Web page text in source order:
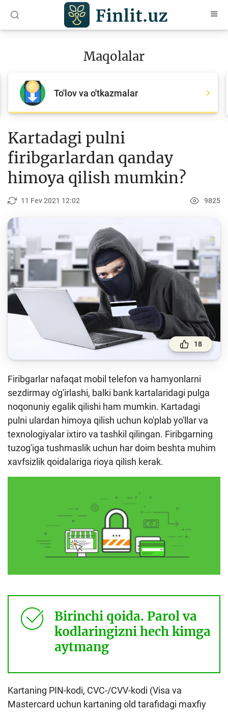
Barcha maqolalar
Bank agentlari uchun
Islom moliyasi
Depozit (omonatlar)
To'lov va o'tkazmalar
Moliya bozori
Pul-kredit siyosati va uning elementlari
Moliyaviy xavfsizlik
Bank xizmatlari iste'molchilari huquqlari
Kichik va oʻrta biznes vakillari uchun onlayn
oʻquv dastur
Mehnat migrantlari uchun
O‘quv qo‘llanmalar
Loyihalar
Interaktiv xizmatlar
Fotogalereya
Loyiha haqida
Kengaytirilgan qidiruv
Sayt xaritasi
Maqolalar
To'lov va o'tkazmalar
Kartadagi pulni
firibgarlardan qanday
himoya qilish mumkin?
11 Fev 2021 12:02 9825
18
Firibgarlar nafaqat mobil telefon va hamyonlarni
sezdirmay o'g'irlashi, balki bank kartalaridagi pulga
noqonuniy egalik qilishi ham mumkin. Kartadagi
pulni ulardan himoya qilish uchun ko'plab yo'llar va
texnologiyalar ixtiro va tashkil qilingan. Firibgarning
tuzog'iga tushmaslik uchun har doim beshta muhim
xavfsizlik qoidalariga rioya qilish kerak.
Birinchi qoida. Parol va
kodlaringizni hech kimga
aytmang
Kartaning PIN-kodi, CVC-/CVV-kodi (Visa va
Mastercard uchun kartaning old tarafidagi maxfiy